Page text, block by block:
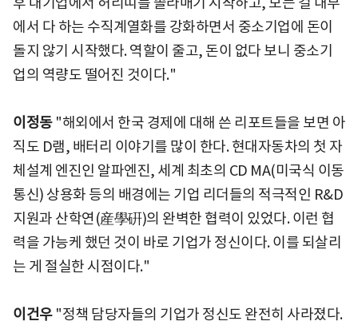
에서 다 하는 수직계열화를 강화하면서 중소기업에 돈이
돌지 않기 시작했다. 역할이 줄고, 돈이 없다 보니 중소기
업의 역량도 떨어진 것이다."
이정동"해외에서 한국 경제에 대해 쓴 리포트들을 보면 아
직도 D램, 배터리 이야기를 많이 한다. 현대자동차의 첫 자
체설계 엔진인 알파엔진, 세계 최초의 CD MA(미국식 이동
통신) 상용화 등의 배경에는 기업 리더들의 적극적인 R&D
지원과 산학연(産學硏)의 완벽한 협력이 있었다. 이런 협
력을 가능케 했던 것이 바로 기업가 정신이다. 이를 되살리
는 게 절실한 시점이다."
이건우"정책 담당자들의 기업가 정신도 완전히 사라졌다.